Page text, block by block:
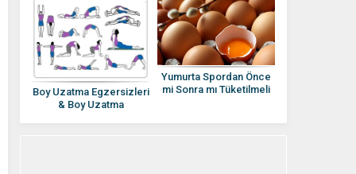
Boy Uzatma Egzersizleri
& Boy Uzatma
Yumurta Spordan Önce
mi Sonra mı Tüketilmeli